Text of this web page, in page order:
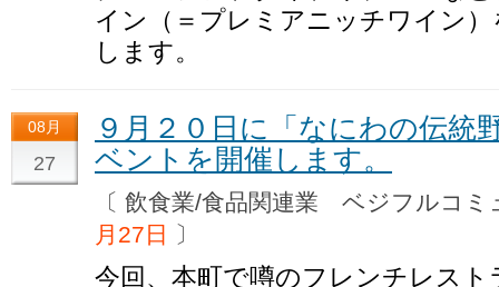
イン（＝プレミアニッチワイン
します。
08月
27
９月２０日に「なにわの伝統
ベントを開催します。
〔 飲食業/食品関連業 ベジフルコ
月27日
〕
今回、本町で噂のフレンチレス